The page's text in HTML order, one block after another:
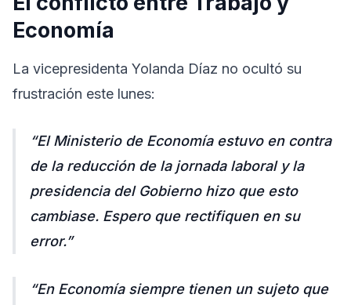
Economía
La vicepresidenta Yolanda Díaz no ocultó su
frustración este lunes:
“El Ministerio de Economía estuvo en contra
de la reducción de la jornada laboral y la
presidencia del Gobierno hizo que esto
cambiase. Espero que rectifiquen en su
error.”
“En Economía siempre tienen un sujeto que